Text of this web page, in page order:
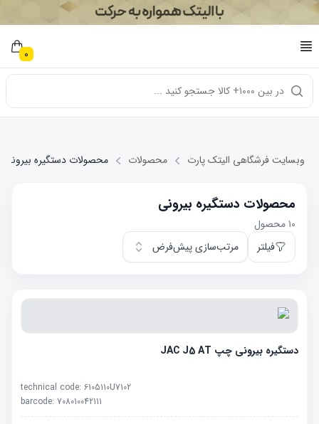
0
در بین ۱۰۰۰+ کالا جستجو کنید ...
وبسایت فرشگاهی الیتک پارت محصولات محصولات دستگیره بیرونی
محصولات دستگیره بیرونی
۱۰محصول
فیلتر
مرتب‌سازی پیش‌فرض
دستگیره بیرونی چپ JAC J5 AT
technical code: 6105110U7102
barcode: 708010042111